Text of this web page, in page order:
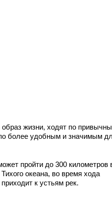
жизни, ходят по
более удобным и значимым
пройти до 300 километров
океана, во время хода
к устьям рек.